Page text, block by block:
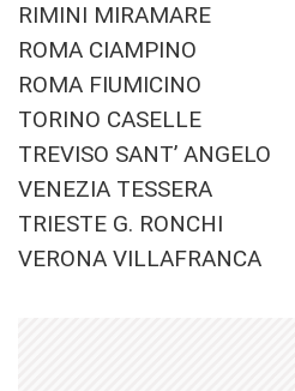
RIMINI MIRAMARE
ROMA CIAMPINO
ROMA FIUMICINO
TORINO CASELLE
TREVISO SANT’ ANGELO
VENEZIA TESSERA
TRIESTE G. RONCHI
VERONA VILLAFRANCA